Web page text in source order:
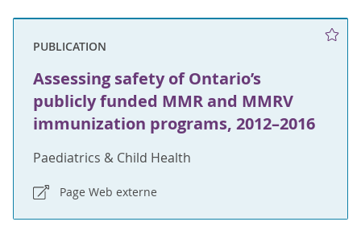
PUBLICATION
Assessing safety of Ontario’s
publicly funded MMR and MMRV
immunization programs, 2012–2016
Paediatrics & Child Health
Page Web externe